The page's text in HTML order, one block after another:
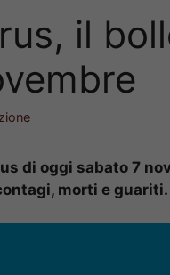
il
di oggi sabato 7
morti e guariti.